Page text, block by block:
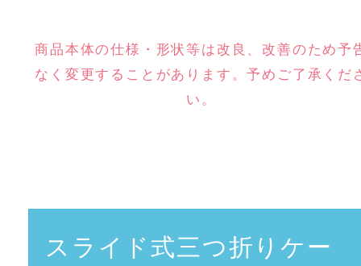
商品本体の仕様・形状等は改良、改善のため予
なく変更することがあります。予めご了承くだ
い。
スライド式三つ折りケー